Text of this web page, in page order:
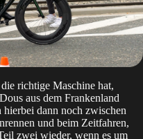
richtige Maschine hat,
aus dem Frankenland
hierbei dann noch zwischen
und beim Zeitfahren,
zwei wieder, wenn es um